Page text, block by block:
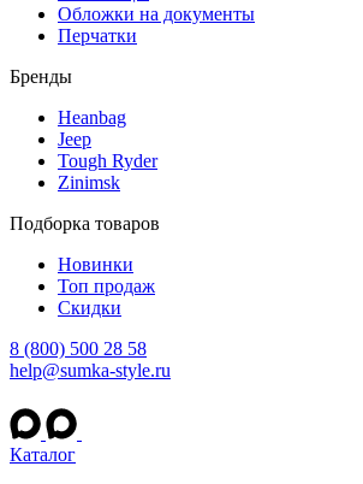
Обложки на документы
Перчатки
Бренды
Heanbag
Jeep
Tough Ryder
Zinimsk
Подборка товаров
Новинки
Топ продаж
Скидки
8 (800) 500 28 58
help@sumka-style.ru
Каталог